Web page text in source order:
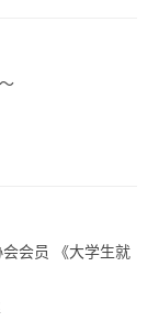
会员 《大学生就